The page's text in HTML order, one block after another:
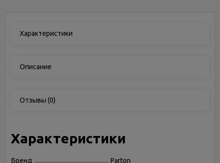
Характеристики
Описание
Отзывы (0)
Характеристики
Бренд
Parton